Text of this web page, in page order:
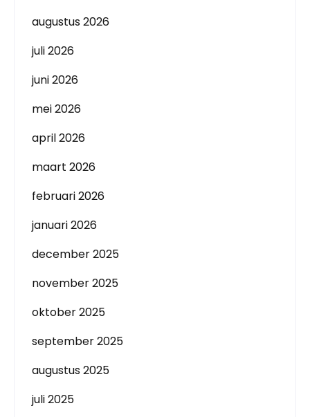
augustus 2026
juli 2026
juni 2026
mei 2026
april 2026
maart 2026
februari 2026
januari 2026
december 2025
november 2025
oktober 2025
september 2025
augustus 2025
juli 2025